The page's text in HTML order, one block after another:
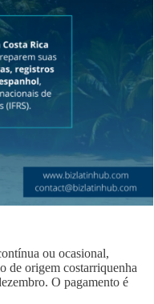
ou ocasional,
de origem costarriquenha
O pagamento é